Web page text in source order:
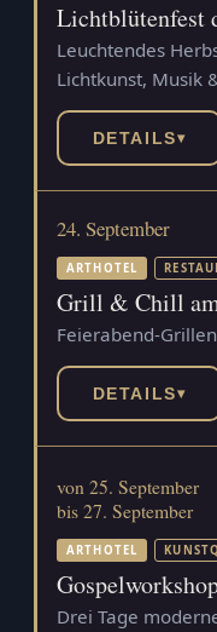
Lichtblütenfest
Leuchtendes
Lichtkunst, Musik
DETAILS▾
24. September
ARTHOTEL
Grill & Chill
Feierabend-
DETAILS▾
von 25. September
bis 27. September
ARTHOTEL
Drei Tage